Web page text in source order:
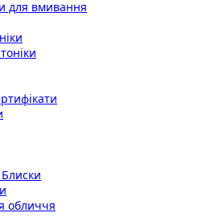
для вмивання
обличчя